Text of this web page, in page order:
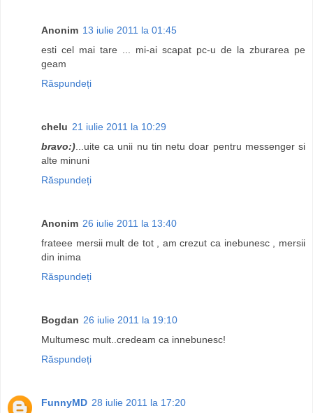
Anonim 13 iulie 2011 la 01:45
esti cel mai tare ... mi-ai scapat pc-u de la zburarea pe
geam
Răspundeți
chelu 21 iulie 2011 la 10:29
bravo:)...uite ca unii nu tin netu doar pentru messenger si
alte minuni
Răspundeți
Anonim 26 iulie 2011 la 13:40
frateee mersii mult de tot , am crezut ca inebunesc , mersii
din inima
Răspundeți
Bogdan 26 iulie 2011 la 19:10
Multumesc mult..credeam ca innebunesc!
Răspundeți
FunnyMD 28 iulie 2011 la 17:20